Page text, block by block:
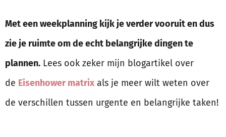
Met een weekplanning kijk je verder vooruit en dus
zie je ruimte om de echt belangrijke dingen te
plannen. Lees ook zeker mijn blogartikel over
de Eisenhower matrix als je meer wilt weten over
de verschillen tussen urgente en belangrijke taken!